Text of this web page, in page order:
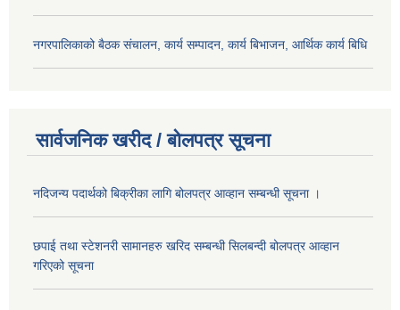
नगरपालिकाको बैठक संचालन, कार्य सम्पादन, कार्य बिभाजन, आर्थिक कार्य बिधि
सार्वजनिक खरीद / बोलपत्र सूचना
नदिजन्य पदार्थको बिक्रीका लागि बोलपत्र आव्हान सम्बन्धी सूचना ।
छपाई तथा स्टेशनरी सामानहरु खरिद सम्बन्धी सिलबन्दी बोलपत्र आव्हान
गरिएको सूचना